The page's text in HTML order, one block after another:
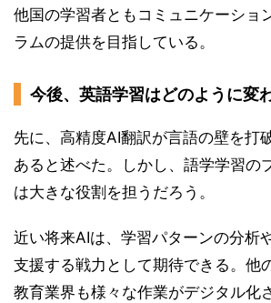
他国の学習者ともコミュニケーショ
ラムの提供を目指している。
今後、英語学習はどのように変
先に、高精度AI翻訳が言語の壁を打
あると述べた。しかし、語学学習の
は大きな役割を担うだろう。
近い将来AIは、学習パターンの分析
支援する戦力として期待できる。他
教育業界も様々な作業がデジタル化